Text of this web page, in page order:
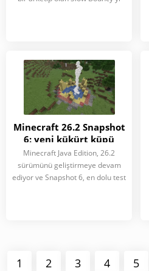
Minecraft 26.2 Snapshot
6: yeni kükürt küpü
arketipleri, kükürt
mağaralarının revizyonu
ve onlarca düzeltme
Minecraft Java Edition, 26.2
sürümünü geliştirmeye devam
ediyor ve Snapshot 6, en dolu test
1 2 3 4 5